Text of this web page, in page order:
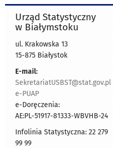
Urząd Statystyczny
w Białymstoku
ul. Krakowska 13
15-875 Białystok
E-mail:
SekretariatUSBST@stat.gov.pl
e-PUAP
e-Doręczenia:
AE:PL-51917-81333-WBVHB-24
Infolinia Statystyczna: 22 279
99 99